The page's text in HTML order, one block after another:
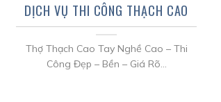
DỊCH VỤ THI CÔNG THẠCH CAO
Thợ Thạch Cao Tay Nghề Cao – Thi
Công Đẹp – Bền – Giá Rõ...